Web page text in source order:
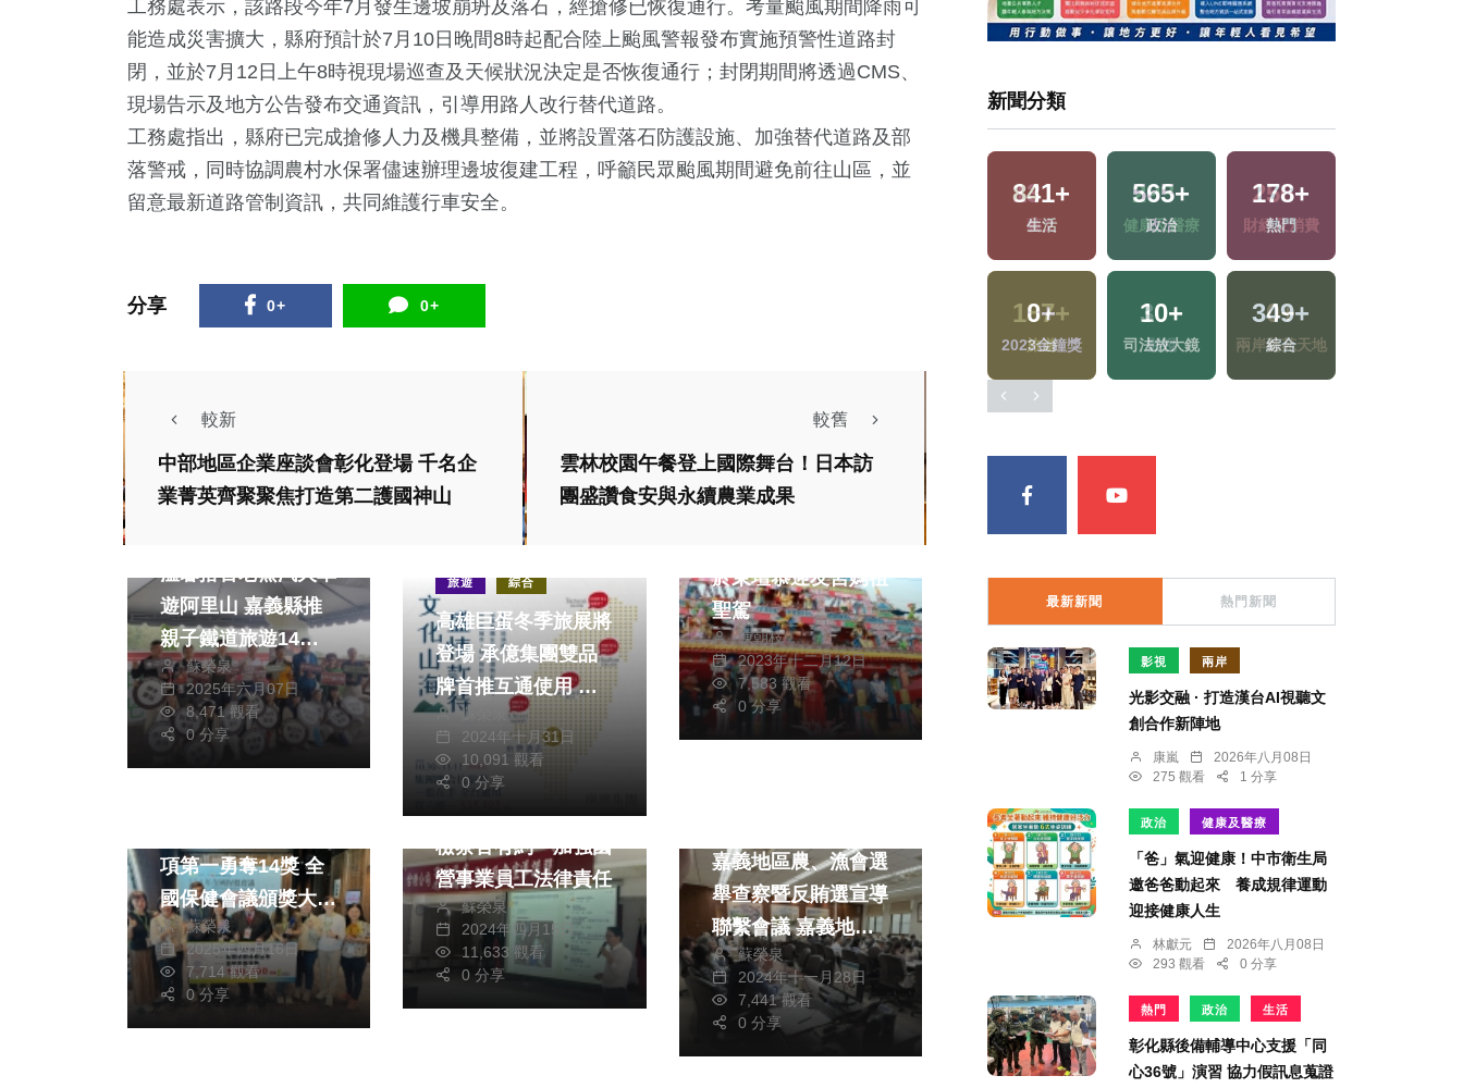
工務處表示，該路段今年7月發生邊坡崩坍及落石，經搶修已恢復通行。考量颱風期間降雨可
能造成災害擴大，縣府預計於7月10日晚間8時起配合陸上颱風警報發布實施預警性道路封
閉，並於7月12日上午8時視現場巡查及天候狀況決定是否恢復通行；封閉期間將透過CMS、
現場告示及地方公告發布交通資訊，引導用路人改行替代道路。
工務處指出，縣府已完成搶修人力及機具整備，並將設置落石防護設施、加強替代道路及部
落警戒，同時協調農村水保署儘速辦理邊坡復建工程，呼籲民眾颱風期間避免前往山區，並
留意最新道路管制資訊，共同維護行車安全。
分享 0+ 0+
較新
中部地區企業座談會彰化登場 千名企
業菁英齊聚聚焦打造第二護國神山
較舊
雲林校園午餐登上國際舞台！日本訪
團盛讚食安與永續農業成果
熱門 社會
生活 旅遊
溫馨搭古老蒸汽火車
遊阿里山 嘉義縣推
親子鐵道旅遊14路
線 蘇榮泉
2025年六月07日
8,471 觀看
0 分享
生活
旅遊 綜合
高雄巨蛋冬季旅展將
登場 承億集團雙品
牌首推互通使用 住
宿券8送1全台玩透
透
蘇榮泉
2024年十月31日
10,091 觀看
0 分享
生活 文教
綜合
於東壇恭迎友宮媽祖
聖駕
陳朝枝
2023年十二月12日
7,583 觀看
0 分享
項第一勇奪14獎 全
國保健會議頒獎大放
異彩蘇榮泉
2025年四月16日
7,714 觀看
0 分享
社會 文教
綜合
台糖雲嘉區處政風與
檢察官有約 加強國
營事業員工法律責任
蘇榮泉
2024年四月15日
11,633 觀看
0 分享
嘉義地區農、漁會選
舉查察暨反賄選宣導
聯繫會議 嘉義地檢
署落實反賄、查賄維
護民主價值
蘇榮泉
2024年十一月28日
7,441 觀看
0 分享
新聞分類
+ 37+
+ 308+
5+ 35+ 841+
生活
565+
政治
178+
熱門
0+
2023金鐘獎
10+
司法放大鏡
349+
綜合
最新新聞 熱門新聞
影視 兩岸
光影交融 · 打造漢台AI視聽文
創合作新陣地
康嵐
2026年八月08日
275 觀看
1 分享
政治 健康及醫療
「爸」氣迎健康！中市衛生局
邀爸爸動起來 養成規律運動
迎接健康人生
林獻元
2026年八月08日
293 觀看
0 分享
熱門 政治 生活
彰化縣後備輔導中心支援「同
心36號」演習 協力假訊息蒐證